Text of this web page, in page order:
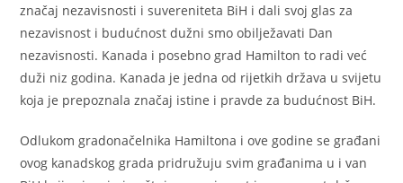
značaj nezavisnosti i suvereniteta BiH i dali svoj glas za
nezavisnost i budućnost dužni smo obilježavati Dan
nezavisnosti. Kanada i posebno grad Hamilton to radi već
duži niz godina. Kanada je jedna od rijetkih država u svijetu
koja je prepoznala značaj istine i pravde za budućnost BiH.
Odlukom gradonačelnika Hamiltona i ove godine se građani
ovog kanadskog grada pridružuju svim građanima u i van